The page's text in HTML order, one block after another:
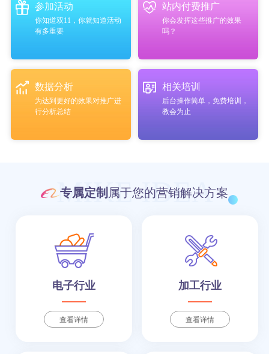
参加活动
你知道双11，你就知道活动
有多重要
站内付费推广
你会发挥这些推广的效果
吗？
数据分析
为达到更好的效果对推广进
行分析总结
相关培训
后台操作简单，免费培训，
教会为止
MIKE IDEA
专属定制 属于您的营销解决方案
电子行业
查看详情
加工行业
查看详情